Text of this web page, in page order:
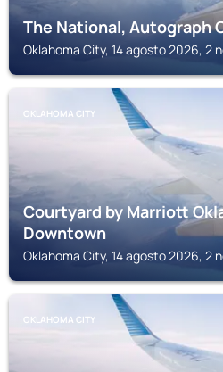
The National, Autograph
Oklahoma City, 14 agosto 2026, 2
OKLAHOMA CITY
Courtyard by Marriott
Downtown
Oklahoma City, 14 agosto 2026, 2
OKLAHOMA CITY